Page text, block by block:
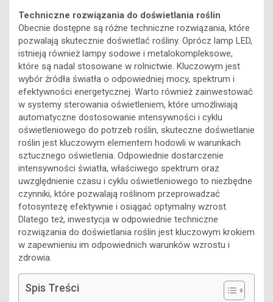
Techniczne rozwiązania do doświetlania roślin
Obecnie dostępne są różne techniczne rozwiązania, które
pozwalają skutecznie doświetlać rośliny. Oprócz lamp LED,
istnieją również lampy sodowe i metalokompleksowe,
które są nadal stosowane w rolnictwie. Kluczowym jest
wybór źródła światła o odpowiedniej mocy, spektrum i
efektywności energetycznej. Warto również zainwestować
w systemy sterowania oświetleniem, które umożliwiają
automatyczne dostosowanie intensywności i cyklu
oświetleniowego do potrzeb roślin, skuteczne doświetlanie
roślin jest kluczowym elementem hodowli w warunkach
sztucznego oświetlenia. Odpowiednie dostarczenie
intensywności światła, właściwego spektrum oraz
uwzględnienie czasu i cyklu oświetleniowego to niezbędne
czynniki, które pozwalają roślinom przeprowadzać
fotosyntezę efektywnie i osiągać optymalny wzrost.
Dlatego też, inwestycja w odpowiednie techniczne
rozwiązania do doświetlania roślin jest kluczowym krokiem
w zapewnieniu im odpowiednich warunków wzrostu i
zdrowia.
Spis Treści